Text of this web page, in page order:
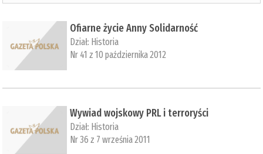
Ofiarne życie Anny Solidarność
Dział: Historia
Nr 41 z 10 października 2012
Wywiad wojskowy PRL i terroryści
Dział: Historia
Nr 36 z 7 września 2011